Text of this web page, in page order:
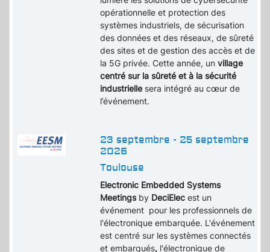
opérationnelle et protection des
systèmes industriels, de sécurisation
des données et des réseaux, de sûreté
des sites et de gestion des accès et de
la 5G privée. Cette année, unvillage
centré sur la sûreté et à la sécurité
industrielle sera intégré au cœur de
l’événement.
23 septembre - 25 septembre
2026
Toulouse
Electronic Embedded Systems
Meetingsby DeciElecest un
événement pour les professionnels de
l'électronique embarquée. L'événement
est centré sur les systèmes connectés
et embarqués, l'électronique de